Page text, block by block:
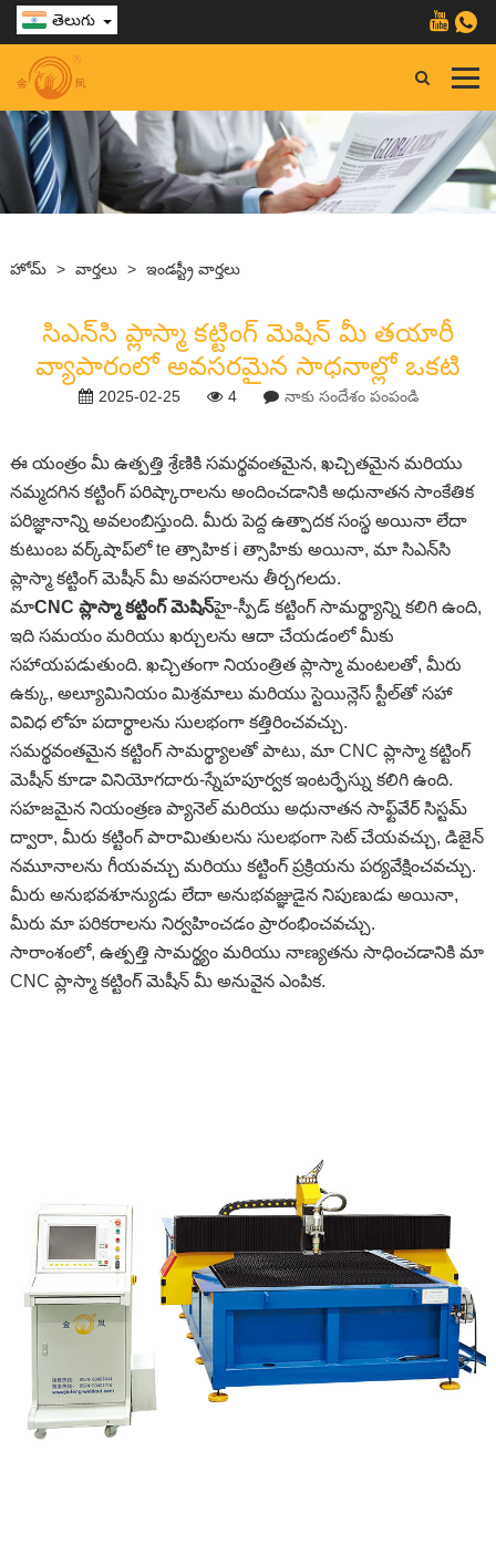
తెలుగు
హోమ్ > వార్తలు > ఇండస్ట్రీ వార్తలు
సిఎన్‌సి ప్లాస్మా కట్టింగ్ మెషిన్ మీ తయారీ
వ్యాపారంలో అవసరమైన సాధనాల్లో ఒకటి
2025-02-25 4 నాకు సందేశం పంపండి
ఈ యంత్రం మీ ఉత్పత్తి శ్రేణికి సమర్థవంతమైన, ఖచ్చితమైన మరియు
నమ్మదగిన కట్టింగ్ పరిష్కారాలను అందించడానికి అధునాతన సాంకేతిక
పరిజ్ఞానాన్ని అవలంబిస్తుంది. మీరు పెద్ద ఉత్పాదక సంస్థ అయినా లేదా
కుటుంబ వర్క్‌షాప్‌లో te త్సాహిక i త్సాహికు అయినా, మా సిఎన్‌సి
ప్లాస్మా కట్టింగ్ మెషీన్ మీ అవసరాలను తీర్చగలదు.
మాCNC ప్లాస్మా కట్టింగ్ మెషిన్హై-స్పీడ్ కట్టింగ్ సామర్థ్యాన్ని కలిగి ఉంది,
ఇది సమయం మరియు ఖర్చులను ఆదా చేయడంలో మీకు
సహాయపడుతుంది. ఖచ్చితంగా నియంత్రిత ప్లాస్మా మంటలతో, మీరు
ఉక్కు, అల్యూమినియం మిశ్రమాలు మరియు స్టెయిన్లెస్ స్టీల్‌తో సహా
వివిధ లోహ పదార్థాలను సులభంగా కత్తిరించవచ్చు.
సమర్థవంతమైన కట్టింగ్ సామర్థ్యాలతో పాటు, మా CNC ప్లాస్మా కట్టింగ్
మెషీన్ కూడా వినియోగదారు-స్నేహపూర్వక ఇంటర్ఫేస్ను కలిగి ఉంది.
సహజమైన నియంత్రణ ప్యానెల్ మరియు అధునాతన సాఫ్ట్‌వేర్ సిస్టమ్
ద్వారా, మీరు కట్టింగ్ పారామితులను సులభంగా సెట్ చేయవచ్చు, డిజైన్
నమూనాలను గీయవచ్చు మరియు కట్టింగ్ ప్రక్రియను పర్యవేక్షించవచ్చు.
మీరు అనుభవశూన్యుడు లేదా అనుభవజ్ఞుడైన నిపుణుడు అయినా,
మీరు మా పరికరాలను నిర్వహించడం ప్రారంభించవచ్చు.
సారాంశంలో, ఉత్పత్తి సామర్థ్యం మరియు నాణ్యతను సాధించడానికి మా
CNC ప్లాస్మా కట్టింగ్ మెషీన్ మీ అనువైన ఎంపిక.